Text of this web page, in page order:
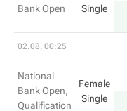
Bank Open
Single
02.08, 00:25
National
Bank Open,
Qualification
Female
Single